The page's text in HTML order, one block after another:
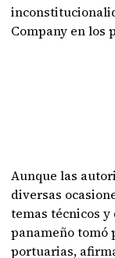
Company en los
Aunque las
diversas
temas técnicos y
panameño tomó
portuarias,